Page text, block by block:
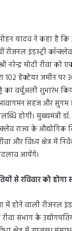
यादव ने कहा है
रीजनल इंडस्ट्री
नरेन्द्र मोदी रीवा को
102 हेक्टेयर जमीन
का वर्चुअली शुभारंभ
सहज और सुगम हो
होगी। मुख्यमंत्री
राज्य के
और विंध्य क्षेत्र में
आयेंगे।
से रविवार को होगा
में होने वाली रीजनल
संभाग के